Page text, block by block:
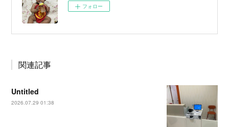
フォロー
関連記事
Untitled
2026.07.29 01:38